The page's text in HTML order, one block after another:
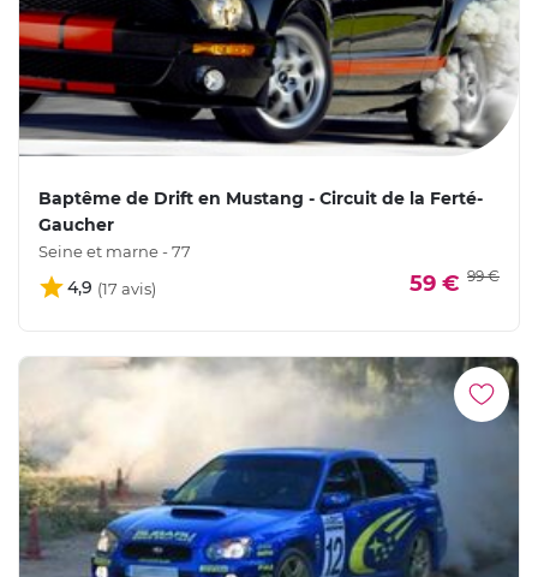
Baptême de Drift en Mustang - Circuit de la Ferté-
Gaucher
Seine et marne - 77
4,9 59 € 99 €